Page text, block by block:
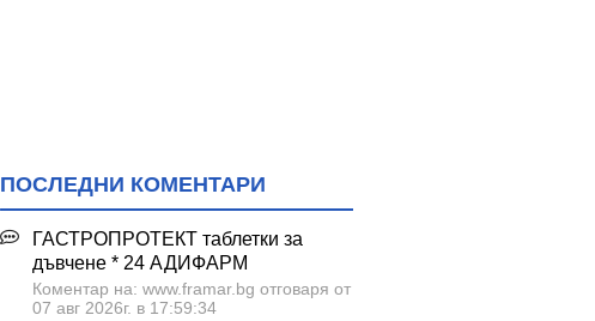
ПОСЛЕДНИ КОМЕНТАРИ
ГАСТРОПРОТЕКТ таблетки за
дъвчене * 24 АДИФАРМ
Коментар на: www.framar.bg отговаря от
07 авг 2026г. в 17:59:34